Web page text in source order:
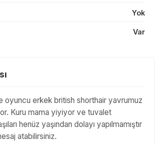
Yok
Var
oyuncu erkek british shorthair yavrumuz
Kuru mama yiyiyor ve tuvalet
henüz yaşından dolayı yapılmamıştır
atabilirsiniz.